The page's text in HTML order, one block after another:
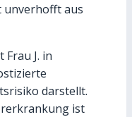
unverhofft aus
J. in
darstellt.
ist